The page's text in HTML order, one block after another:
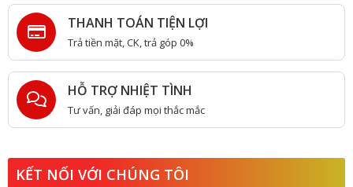
THANH TOÁN TIỆN LỢI
Trả tiền mặt, CK, trả góp 0%
HỖ TRỢ NHIỆT TÌNH
Tư vấn, giải đáp mọi thắc mắc
KẾT NỐI VỚI CHÚNG TÔI